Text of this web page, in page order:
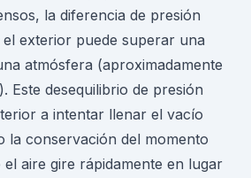
la diferencia de presión
exterior puede superar una
atmósfera (aproximadamente
Este desequilibrio de presión
a intentar llenar el vacío
la conservación del momento
aire gire rápidamente en lugar